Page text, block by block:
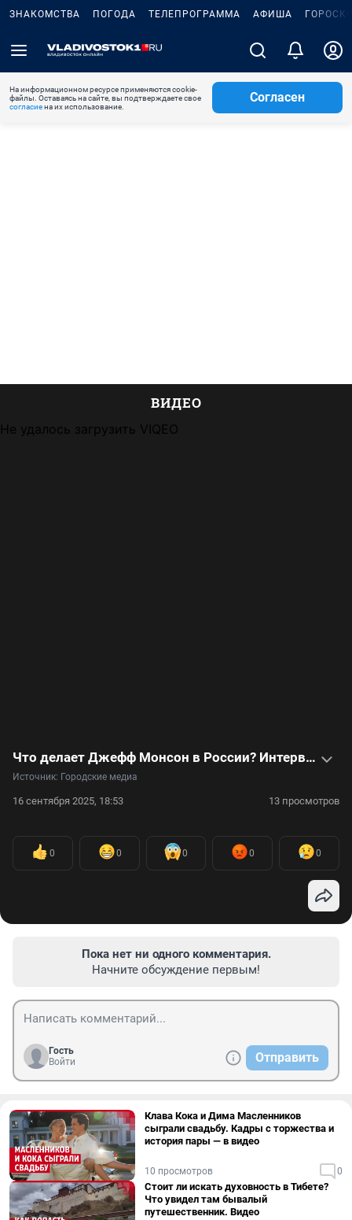
ЗНАКОМСТВА ПОГОДА ТЕЛЕПРОГРАММА АФИША
На информационном ресурсе применяются cookie-
файлы. Оставаясь на сайте, вы подтверждаете свое
согласиена их использование.
Согласен
ВИДЕО
Не удалось загрузить VIQEO
Что делает Джефф Монсон в России? Интервью с бойцом и башкирским депутатом — видео
Источник: Городские медиа
16 сентября 2025, 18:53 13 просмотров
0 0 0 0 0
Пока нет ни одного комментария.
Начните обсуждение первым!
Гость
Войти
Отправить
Клава Кока и Дима Масленников
сыграли свадьбу. Кадры с торжества и
история пары — в видео
10 просмотров 0
Стоит ли искать духовность в Тибете?
Что увидел там бывалый
путешественник. Видео